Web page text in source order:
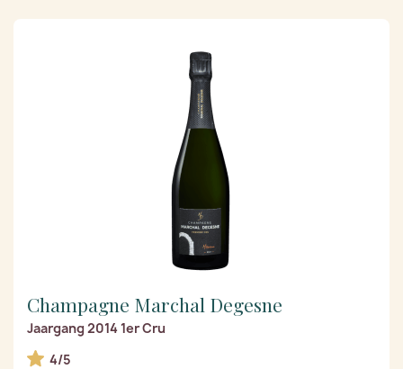
Champagne Marchal Degesne
Jaargang 2014 1er Cru
4/5